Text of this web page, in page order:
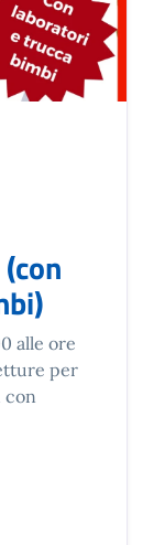
alle ore
per
con